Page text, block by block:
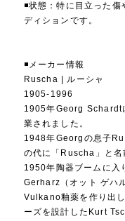
◾️状態：特に目立った
ディションです。
◾️メーカー情報
Ruscha | ルーシャ
1905-1996
1905年Georg Schardt
業されました。
1948年Georgの息子
の代に「Ruscha」と名
1950年陶器ブームに入
Gerharz（オット ゲハ
Vulkano釉薬を作り出
ーズを設計したKurt